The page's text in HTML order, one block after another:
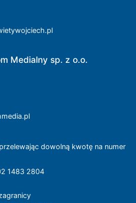
Medialny sp. z o.o.
dowolną kwotę na numer
1483 2804